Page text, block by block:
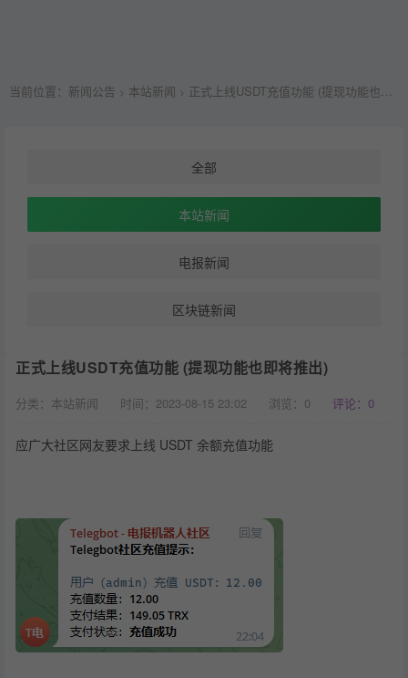
当前位置： 新闻公告 > 本站新闻 > 正式上线USDT充值功能 (提现功能也即将推出)
全部
本站新闻
电报新闻
区块链新闻
正式上线USDT充值功能 (提现功能也即将推出)
分类：本站新闻 时间：2023-08-15 23:02 浏览： 0 评论：0
应广大社区网友要求上线 USDT 余额充值功能